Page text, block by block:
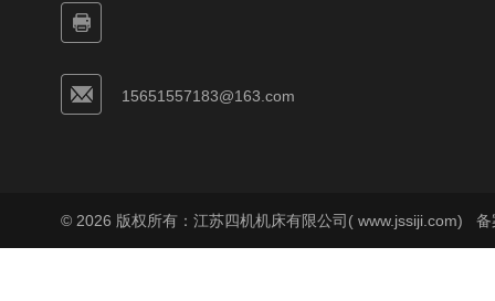
15651557183@163.com
© 2026 版权所有：江苏四机机床有限公司( www.jssiji.com) 备